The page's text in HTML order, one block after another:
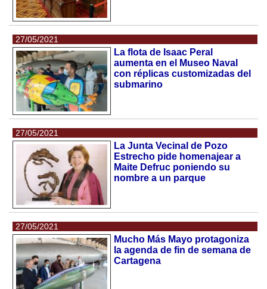
27/05/2021
La flota de Isaac Peral
aumenta en el Museo Naval
con réplicas customizadas del
submarino
27/05/2021
La Junta Vecinal de Pozo
Estrecho pide homenajear a
Maite Defruc poniendo su
nombre a un parque
27/05/2021
Mucho Más Mayo protagoniza
la agenda de fin de semana de
Cartagena